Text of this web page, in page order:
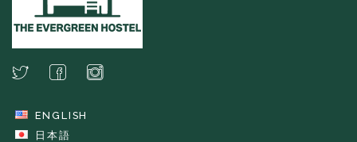
ENGLISH
日本語